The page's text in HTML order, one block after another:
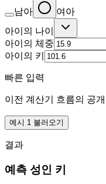
남아
여아
아이의 나이
아이의 체중
아이의 키
빠른 입력
이전 계산기 흐름의 공
예시 1 불러오기
결과
예측 성인 키